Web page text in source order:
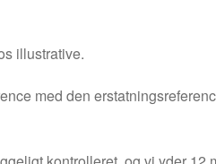
illustrative.
med den